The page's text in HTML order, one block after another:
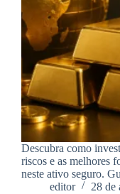
Descubra como
riscos e as melhores
neste ativo seguro.
editor
28 de